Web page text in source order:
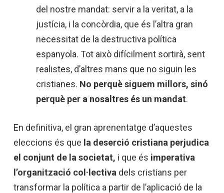
del nostre mandat: servir a la veritat, a la
justícia, i la concòrdia, que és l’altra gran
necessitat de la destructiva política
espanyola. Tot això difícilment sortirà, sent
realistes, d’altres mans que no siguin les
cristianes. No perquè siguem millors, sinó
perquè per a nosaltres és un mandat.
En definitiva, el gran aprenentatge d’aquestes
eleccions és que la deserció cristiana perjudica
el conjunt de la societat, i que és imperativa
l’organització col·lectiva dels cristians per
transformar la política a partir de l’aplicació de la